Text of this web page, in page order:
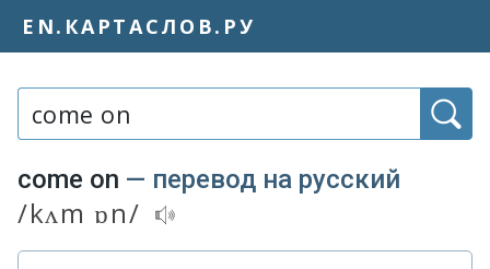
EN.КАРТАСЛОВ.РУ
come on — перевод на русский
Транскрипция и
/kʌm ɒn/